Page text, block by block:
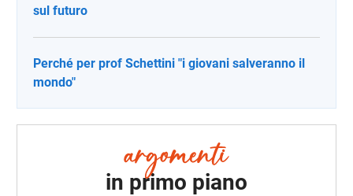
sul futuro
Perché per prof Schettini "i giovani salveranno il
mondo"
in primo piano